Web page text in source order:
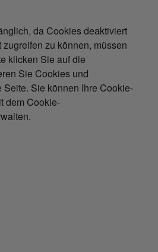
da Cookies deaktiviert
zu können, müssen
klicken Sie auf die
Sie Cookies und
Sie können Ihre Cookie-
dem Cookie-